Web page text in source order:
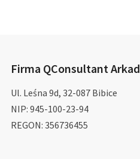
Firma QConsultant
Ul. Leśna 9d, 32-087 Bibice
NIP: 945-100-23-94
REGON: 356736455